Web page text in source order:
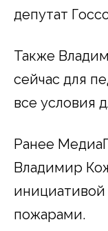
депутат
Также
сейчас для
все условия
Ранее
Владимир
пожарами.